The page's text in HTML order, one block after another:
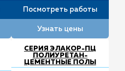
Посмотреть работы
Узнать цены
СЕРИЯ ЭЛАКОР-ПЦ
ПОЛИУРЕТАН-
ЦЕМЕНТНЫЕ ПОЛЫ